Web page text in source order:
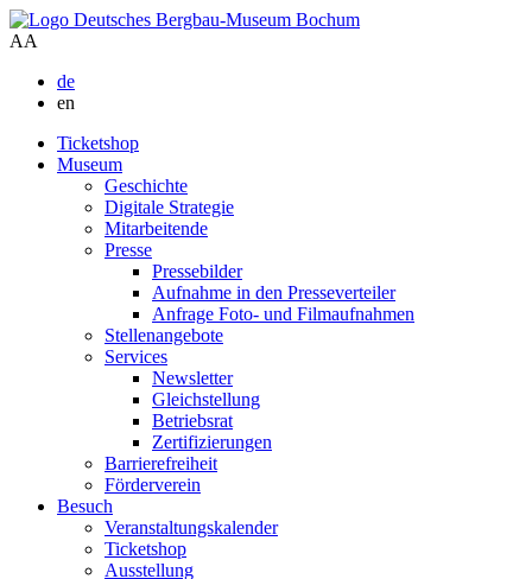
AA
de
en
Ticketshop
Museum
Geschichte
Digitale Strategie
Mitarbeitende
Presse
Pressebilder
Aufnahme in den Presseverteiler
Anfrage Foto- und Filmaufnahmen
Stellenangebote
Services
Newsletter
Gleichstellung
Betriebsrat
Zertifizierungen
Barrierefreiheit
Förderverein
Besuch
Veranstaltungskalender
Ticketshop
Ausstellung